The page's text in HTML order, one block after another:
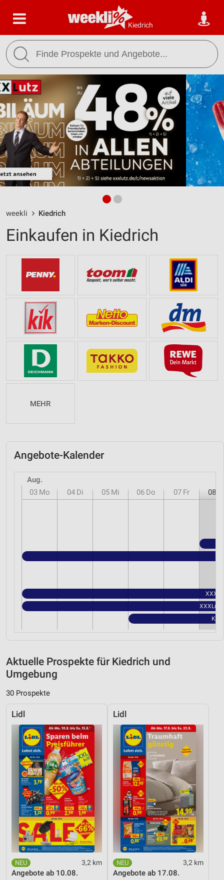
Kiedrich
weekli Kiedrich
Einkaufen in Kiedrich
MEHR
Angebote-Kalender
Aug.
03 Mo 04 Di 05 Mi 06 Do 07 Fr 08
XXXLutz
Aktuelle Prospekte für Kiedrich und
Umgebung
30 Prospekte
Lidl
3,2 km
Angebote ab 10.08.
Lidl
3,2 km
Angebote ab 17.08.